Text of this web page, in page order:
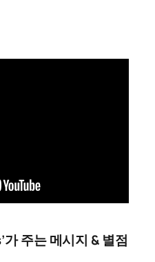
주는 메시지 & 별점